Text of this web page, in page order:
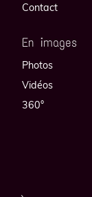
Contact
En images
Photos
Vidéos
360°